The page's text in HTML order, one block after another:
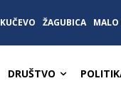
KUČEVO ŽAGUBICA MALO
DRUŠTVO